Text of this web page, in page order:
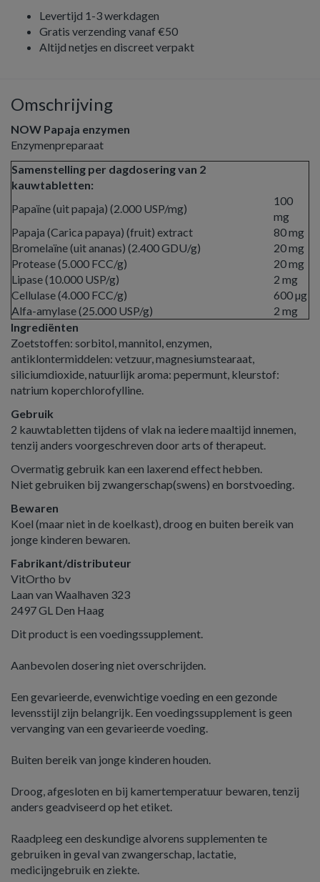
Levertijd 1-3 werkdagen
Gratis verzending vanaf €50
Altijd netjes en discreet verpakt
Omschrijving
NOW Papaja enzymen
Enzymenpreparaat
Samenstelling per dagdosering van 2
kauwtabletten:
Papaïne (uit papaja) (2.000 USP/mg)
100
mg
Papaja (Carica papaya) (fruit) extract
80 mg
Bromelaïne (uit ananas) (2.400 GDU/g)
20 mg
Protease (5.000 FCC/g)
20 mg
Lipase (10.000 USP/g)
2 mg
Cellulase (4.000 FCC/g)
600 µg
Alfa-amylase (25.000 USP/g)
2 mg
Ingrediënten
Zoetstoffen: sorbitol, mannitol, enzymen,
antiklontermiddelen: vetzuur, magnesiumstearaat,
siliciumdioxide, natuurlijk aroma: pepermunt, kleurstof:
natrium koperchlorofylline.
Gebruik
2 kauwtabletten tijdens of vlak na iedere maaltijd innemen,
tenzij anders voorgeschreven door arts of therapeut.
Overmatig gebruik kan een laxerend effect hebben.
Niet gebruiken bij zwangerschap(swens) en borstvoeding.
Bewaren
Koel (maar niet in de koelkast), droog en buiten bereik van
jonge kinderen bewaren.
Fabrikant/distributeur
VitOrtho bv
Laan van Waalhaven 323
2497 GL Den Haag
Dit product is een voedingssupplement.
Aanbevolen dosering niet overschrijden.
Een gevarieerde, evenwichtige voeding en een gezonde
levensstijl zijn belangrijk. Een voedingssupplement is geen
vervanging van een gevarieerde voeding.
Buiten bereik van jonge kinderen houden.
Droog, afgesloten en bij kamertemperatuur bewaren, tenzij
anders geadviseerd op het etiket.
Raadpleeg een deskundige alvorens supplementen te
gebruiken in geval van zwangerschap, lactatie,
medicijngebruik en ziekte.